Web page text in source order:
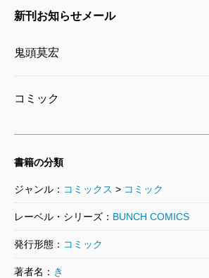
新刊お知らせメール
鬼頭莫宏
コミック
書籍の分類
ジャンル： コミックス > コミック
レーベル・シリーズ： BUNCH COMICS
発行形態： コミック
著者名： き